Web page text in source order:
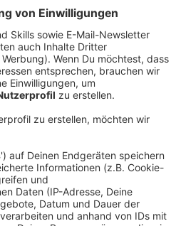
steht für "cash-los" - heißt: in
wird gerade vorbereitet.
Testphase beginnen.